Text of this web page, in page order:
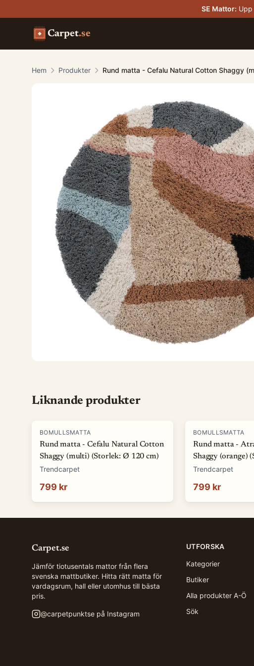
SE Mattor: Upp
Carpet.se
Hem Produkter Rund matta - Cefalu Natural Cotton Shaggy
Liknande produkter
BOMULLSMATTA
Rund matta - Cefalu Natural Cotton
Shaggy (multi) (Storlek: Ø 120 cm)
Trendcarpet
799 kr
BOMULLSMATTA
Rund matta -
Shaggy (orange)
Trendcarpet
799 kr
Carpet.se
Jämför tiotusentals mattor från flera
svenska mattbutiker. Hitta rätt matta för
vardagsrum, hall eller utomhus till bästa
pris.
@carpetpunktse på Instagram
UTFORSKA
Kategorier
Butiker
Alla produkter A-Ö
Sök